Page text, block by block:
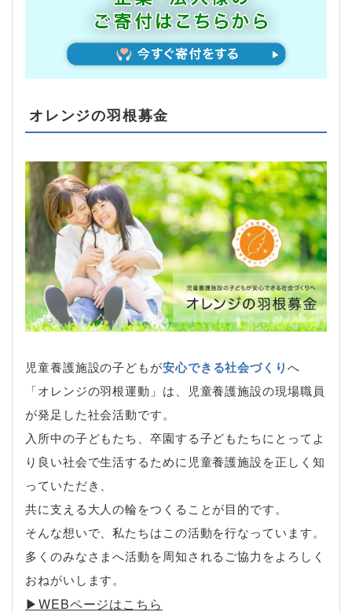
オレンジの羽根募金
児童養護施設の子どもが安心できる社会づくりへ
「オレンジの羽根運動」は、児童養護施設の現場職員
が発足した社会活動です。
入所中の子どもたち、卒園する子どもたちにとってよ
り良い社会で生活するために児童養護施設を正しく知
っていただき、
共に支える大人の輪をつくることが目的です。
そんな想いで、私たちはこの活動を行なっています。
多くのみなさまへ活動を周知されるご協力をよろしく
おねがいします。
▶︎WEBページはこちら